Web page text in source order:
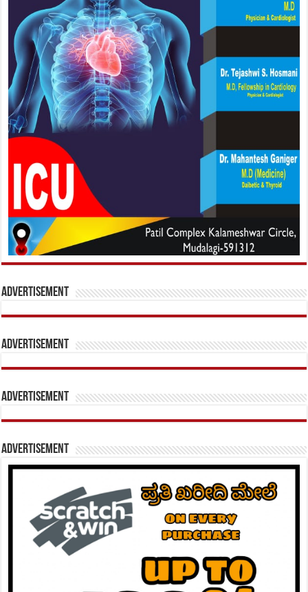
Advertisement
Advertisement
Advertisement
Advertisement